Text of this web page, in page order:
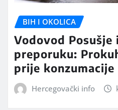
BIH I OKOLICA
Vodovod Posušje
preporuku:
prije konzumacije
Hercegovački info